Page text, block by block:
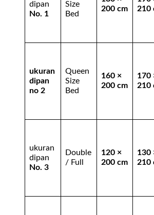
dipan
No. 1
Size
Bed
200 cm
210
ukuran
dipan
no 2
Queen
Size
Bed
160 ×
200 cm
170
210
ukuran
dipan
No. 3
Double
/ Full
120 ×
200 cm
130
210